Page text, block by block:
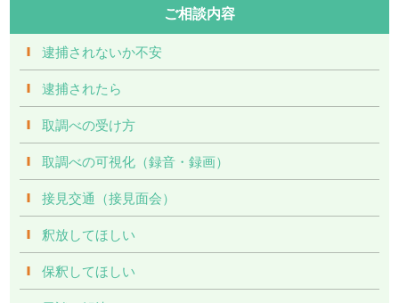
ご相談内容
逮捕されないか不安
逮捕されたら
取調べの受け方
取調べの可視化（録音・録画）
接見交通（接見面会）
釈放してほしい
保釈してほしい